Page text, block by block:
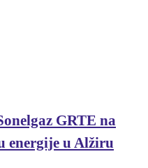
GRTE na
energije u Alžiru